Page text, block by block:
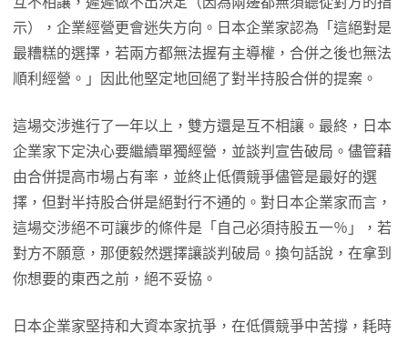
示），企業經營更會迷失方向。日本企業家認為「這絕對是
最糟糕的選擇，若兩方都無法握有主導權，合併之後也無法
順利經營。」因此他堅定地回絕了對半持股合併的提案。
這場交涉進行了一年以上，雙方還是互不相讓。最終，日本
企業家下定決心要繼續單獨經營，並談判宣告破局。儘管藉
由合併提高市場占有率，並終止低價競爭儘管是最好的選
擇，但對半持股合併是絕對行不通的。對日本企業家而言，
這場交涉絕不可讓步的條件是「自己必須持股五一％」，若
對方不願意，那便毅然選擇讓談判破局。換句話說，在拿到
你想要的東西之前，絕不妥協。
日本企業家堅持和大資本家抗爭，在低價競爭中苦撐，耗時